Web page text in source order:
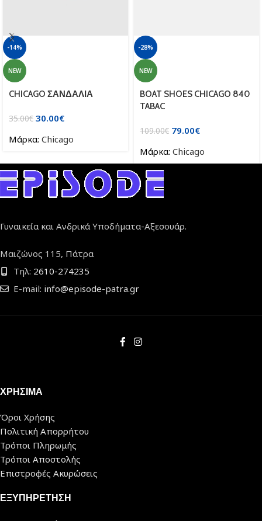
-14%
NEW
CHICAGO ΣΑΝΔΑΛΙΑ
35.00€ 30.00€
Μάρκα: Chicago
-28%
NEW
BOAT SHOES CHICAGO 840
TABAC
109.00€ 79.00€
Μάρκα: Chicago
Γυναικεία και Ανδρικά Υποδήματα-Αξεσουάρ.
Μαιζώνος 115, Πάτρα
Τηλ: 2610-274235
E-mail: info@episode-patra.gr
ΧΡΗΣΙΜΑ
Όροι Χρήσης
Πολιτική Απορρήτου
Τρόποι Πληρωμής
Τρόποι Αποστολής
Επιστροφές Ακυρώσεις
ΕΞΥΠΗΡΕΤΗΣΗ